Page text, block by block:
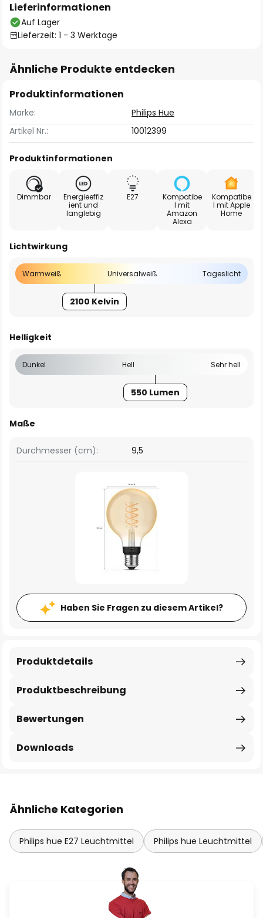
Lieferinformationen
Auf Lager
Lieferzeit: 1 - 3 Werktage
Ähnliche Produkte entdecken
Produktinformationen
Marke:
Philips Hue
Artikel Nr.:
10012399
Produktinformationen
Dimmbar
Energieeffiz
ient und
langlebig
E27
Kompatibe
l mit
Amazon
Alexa
Kompatibe
l mit Apple
Home
Lichtwirkung
Warmweiß Universalweiß Tageslicht
2100 Kelvin
Helligkeit
Dunkel Hell Sehr hell
550 Lumen
Maße
Durchmesser (cm): 9,5
Haben Sie Fragen zu diesem Artikel?
Produktbeschreibung
Produktdetails
Bewertungen
Downloads
Ähnliche Kategorien
Philips hue E27 Leuchtmittel Philips hue Leuchtmittel